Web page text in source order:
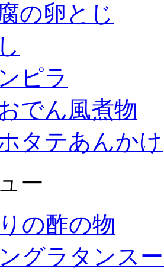
の卵とじ
ピラ
でん風煮物
タテあんかけ
ー
の酢の物
グラタンス